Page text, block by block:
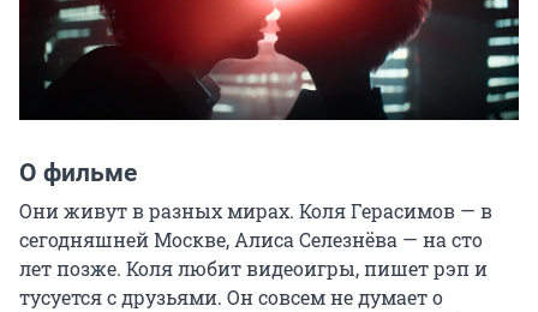
О фильме
Они живут в разных мирах. Коля Герасимов — в
сегодняшней Москве, Алиса Селезнёва — на сто
лет позже. Коля любит видеоигры, пишет рэп и
тусуется с друзьями. Он совсем не думает о